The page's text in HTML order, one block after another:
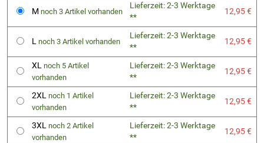
M noch 3 Artikel vorhanden
Lieferzeit: 2-3 Werktage
**
12,95 €
L noch 3 Artikel vorhanden
Lieferzeit: 2-3 Werktage
**
12,95 €
XL noch 5 Artikel
vorhanden
Lieferzeit: 2-3 Werktage
**
12,95 €
2XL noch 1 Artikel
vorhanden
Lieferzeit: 2-3 Werktage
**
12,95 €
3XL noch 2 Artikel
vorhanden
Lieferzeit: 2-3 Werktage
**
12,95 €